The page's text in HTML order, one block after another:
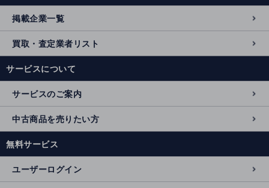
掲載企業一覧
買取・査定業者リスト
サービスについて
サービスのご案内
中古商品を売りたい方
無料サービス
ユーザーログイン